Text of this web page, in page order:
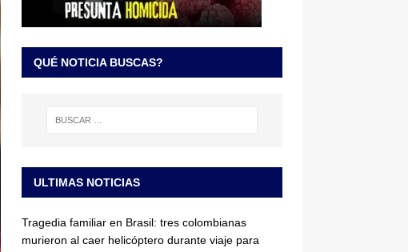
QUÉ NOTICIA BUSCAS?
ULTIMAS NOTICIAS
Tragedia familiar en Brasil: tres colombianas
murieron al caer helicóptero durante viaje para